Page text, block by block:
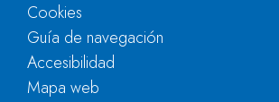
Cookies
Guía de navegación
Accesibilidad
Mapa web